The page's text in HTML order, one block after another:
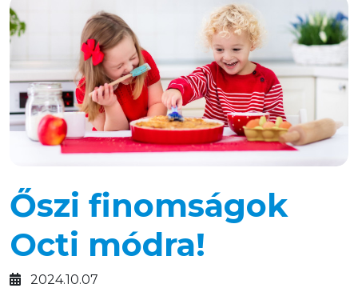
Őszi finomságok
Octi módra!
2024.10.07